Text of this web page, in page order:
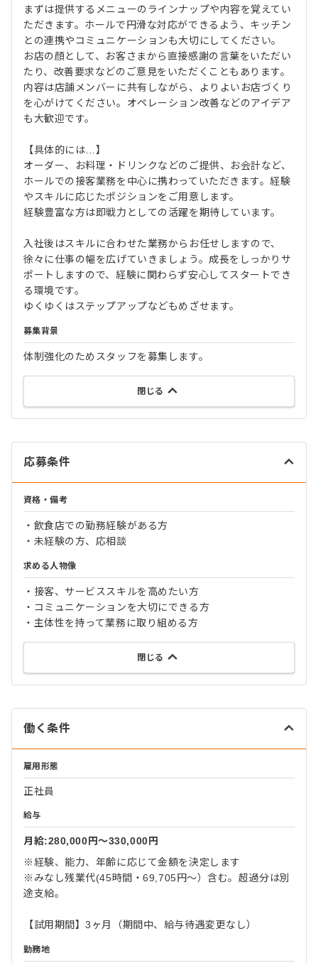
まずは提供するメニューのラインナップや内容を覚えてい
ただきます。ホールで円滑な対応ができるよう、キッチン
との連携やコミュニケーションも大切にしてください。
お店の顔として、お客さまから直接感謝の言葉をいただい
たり、改善要求などのご意見をいただくこともあります。
内容は店舗メンバーに共有しながら、よりよいお店づくり
を心がけてください。オペレーション改善などのアイデア
も大歓迎です。
【具体的には…】
オーダー、お料理・ドリンクなどのご提供、お会計など、
ホールでの接客業務を中心に携わっていただきます。経験
やスキルに応じたポジションをご用意します。
経験豊富な方は即戦力としての活躍を期待しています。
入社後はスキルに合わせた業務からお任せしますので、
徐々に仕事の幅を広げていきましょう。成長をしっかりサ
ポートしますので、経験に関わらず安心してスタートでき
る環境です。
ゆくゆくはステップアップなどもめざせます。
募集背景
体制強化のためスタッフを募集します。
閉じる
応募条件
資格・備考
・飲食店での勤務経験がある方
・未経験の方、応相談
求める人物像
・接客、サービススキルを高めたい方
・コミュニケーションを大切にできる方
・主体性を持って業務に取り組める方
閉じる
働く条件
雇用形態
正社員
給与
月給:280,000円〜330,000円
※経験、能力、年齢に応じて金額を決定します
※みなし残業代(45時間・69,705円〜）含む。超過分は別
途支給。
【試用期間】3ヶ月（期間中、給与待遇変更なし）
勤務地